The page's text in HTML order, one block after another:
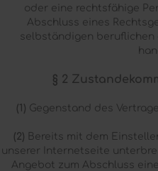
oder eine rechtsfähige
Abschluss eines
selbständigen beruflichen
§ 2
(1) Gegenstand des
(2) Bereits mit dem
unserer Internetseite
Angebot zum Abschluss